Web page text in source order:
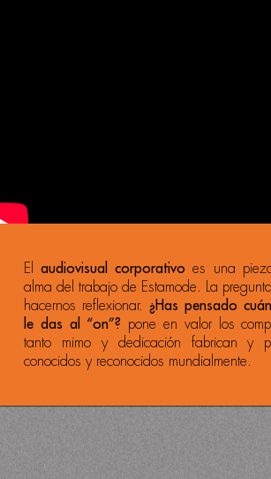
Elaudiovisual corporativo es una
alma del trabajo de Estamode. La
hacernos reflexionar. ¿Has pensado
le das al “on”? pone en valor los
tanto mimo y dedicación fabrican y
conocidos y reconocidos mundialmente.